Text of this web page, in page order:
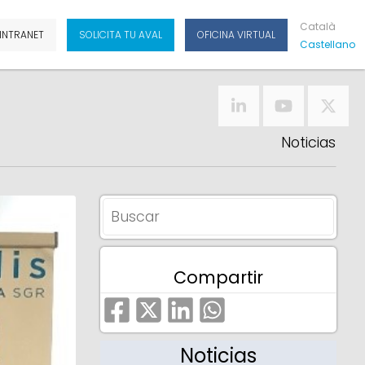
INTRANET SOLICITA TU AVAL OFICINA VIRTUAL
CatAlà
CasTellano
Noticias
Compartir
Noticias